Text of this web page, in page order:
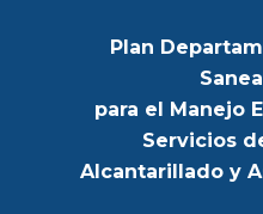
Plan
para el Manejo
Servicios
Alcantarillado y